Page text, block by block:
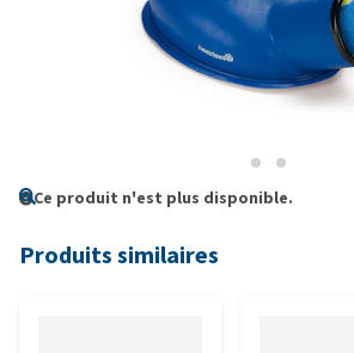
Ce produit n'est plus disponible.
Produits similaires